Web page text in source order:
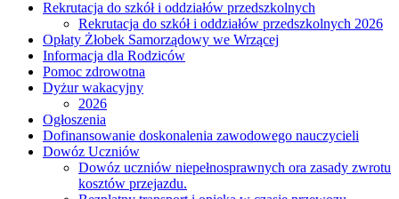
Rekrutacja do szkół i oddziałów przedszkolnych
Rekrutacja do szkół i oddziałów przedszkolnych 2026
Opłaty Żłobek Samorządowy we Wrzącej
Informacja dla Rodziców
Pomoc zdrowotna
Dyżur wakacyjny
2026
Ogłoszenia
Dofinansowanie doskonalenia zawodowego nauczycieli
Dowóz Uczniów
Dowóz uczniów niepełnosprawnych ora zasady zwrotu
kosztów przejazdu.